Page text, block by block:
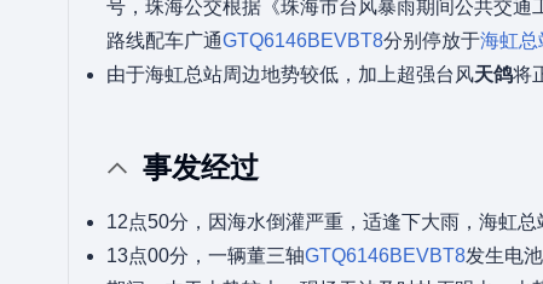
号，珠海公交根据《珠海市台风暴雨期间公共交
路线配车广通GTQ6146BEVBT8分别停放于海虹总
由于海虹总站周边地势较低，加上超强台风天鸽将
事发经过
12点50分，因海水倒灌严重，适逢下大雨，海虹总
13点00分，一辆董三轴GTQ6146BEVBT8发生电